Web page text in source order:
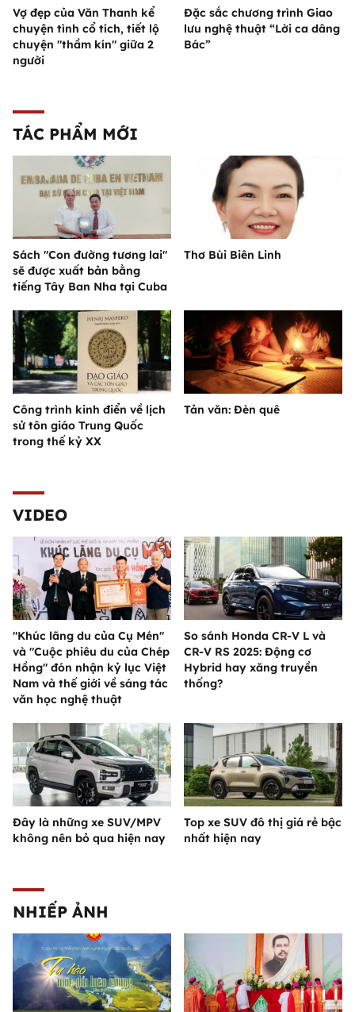
Vợ đẹp của Văn Thanh kể
chuyện tình cổ tích, tiết lộ
chuyện "thầm kín" giữa 2
người
Đặc sắc chương trình Giao
lưu nghệ thuật “Lời ca dâng
Bác”
TÁC PHẨM MỚI
Sách "Con đường tương lai"
sẽ được xuất bản bằng
tiếng Tây Ban Nha tại Cuba
Thơ Bùi Biên Linh
Công trình kinh điển về lịch
sử tôn giáo Trung Quốc
trong thế kỷ XX
Tản văn: Đèn quê
VIDEO
"Khúc lãng du của Cụ Mén"
và "Cuộc phiêu du của Chép
Hồng" đón nhận kỷ lục Việt
Nam và thế giới về sáng tác
văn học nghệ thuật
So sánh Honda CR-V L và
CR-V RS 2025: Động cơ
Hybrid hay xăng truyền
thống?
Đây là những xe SUV/MPV
không nên bỏ qua hiện nay
Top xe SUV đô thị giá rẻ bậc
nhất hiện nay
NHIẾP ẢNH